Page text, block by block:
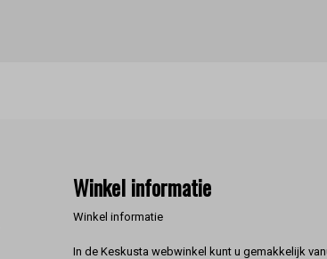
Winkel informatie
Winkel informatie
In de Keskusta webwinkel kunt u gemakkelijk